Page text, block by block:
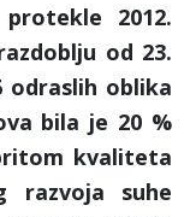
2012.
od 23.
odraslih oblika
bila je 20 %
kvaliteta
razvoja suhe